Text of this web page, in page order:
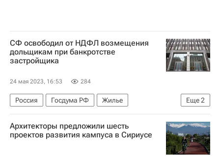
СФ освободил от НДФЛ возмещения
дольщикам при банкротстве
застройщика
24 мая 2023, 16:53 284
Еще2
Россия Госдума РФ
Жилье
Строительство
Долевое строительство
Архитекторы предложили шесть
проектов развития кампуса в Сириусе